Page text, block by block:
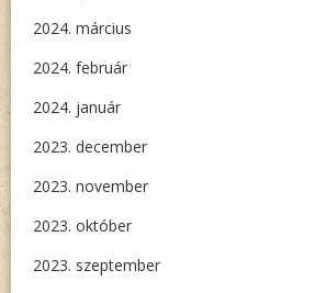
2024. március
2024. február
2024. január
2023. december
2023. november
2023. október
2023. szeptember